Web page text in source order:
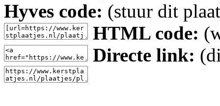
Hyves code: (stuur dit
HTML code:
Directe link: